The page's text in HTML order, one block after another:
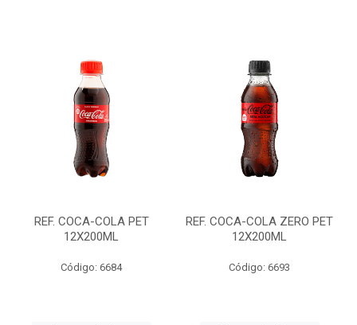
REF. COCA-COLA PET
12X200ML
Código: 6684
REF. COCA-COLA ZERO PET
12X200ML
Código: 6693